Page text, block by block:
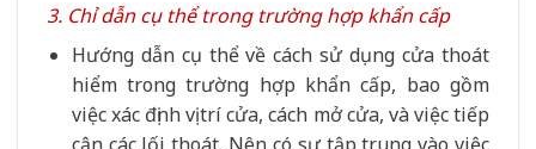
3. Chỉ dẫn cụ thể trong trường hợp khẩn cấp
Hướng dẫn cụ thể về cách sử dụng cửa thoát
hiểm trong trường hợp khẩn cấp, bao gồm
việc xác định vị trí cửa, cách mở cửa, và việc tiếp
cận các lối thoát. Nên có sự tập trung vào việc